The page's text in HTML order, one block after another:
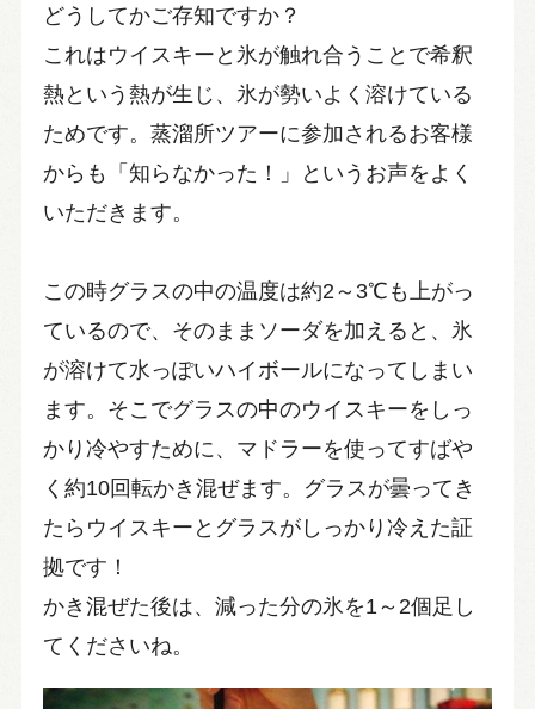
どうしてかご存知ですか？
これはウイスキーと氷が触れ合うことで希釈
熱という熱が生じ、氷が勢いよく溶けている
ためです。蒸溜所ツアーに参加されるお客様
からも「知らなかった！」というお声をよく
いただきます。
この時グラスの中の温度は約2～3℃も上がっ
ているので、そのままソーダを加えると、氷
が溶けて水っぽいハイボールになってしまい
ます。そこでグラスの中のウイスキーをしっ
かり冷やすために、マドラーを使ってすばや
く約10回転かき混ぜます。グラスが曇ってき
たらウイスキーとグラスがしっかり冷えた証
拠です！
かき混ぜた後は、減った分の氷を1～2個足し
てくださいね。